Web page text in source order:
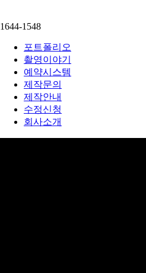
1644-1548
포트폴리오
촬영이야기
예약시스템
제작문의
제작안내
수정신청
회사소개